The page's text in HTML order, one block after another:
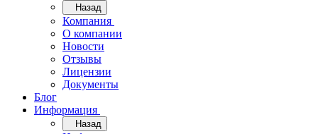
Назад
Компания
О компании
Новости
Отзывы
Лицензии
Документы
Блог
Информация
Назад